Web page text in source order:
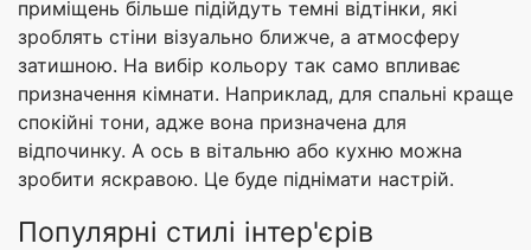
приміщень більше підійдуть темні відтінки, які
зроблять стіни візуально ближче, а атмосферу
затишною. На вибір кольору так само впливає
призначення кімнати. Наприклад, для спальні краще
спокійні тони, адже вона призначена для
відпочинку. А ось в вітальню або кухню можна
зробити яскравою. Це буде піднімати настрій.
Популярні стилі інтер'єрів